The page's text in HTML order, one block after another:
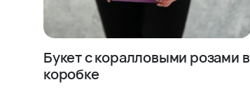
Букет с коралловыми розами в
коробке